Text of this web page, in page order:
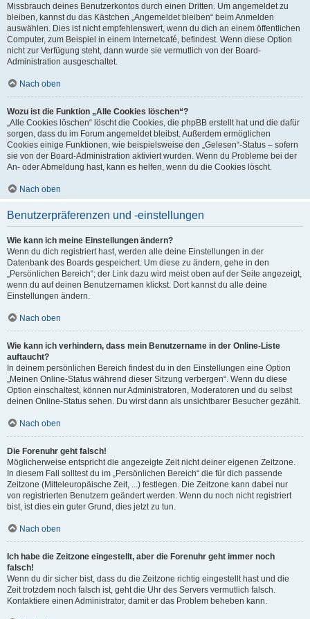
Missbrauch deines Benutzerkontos durch einen Dritten. Um angemeldet zu
bleiben, kannst du das Kästchen „Angemeldet bleiben“ beim Anmelden
auswählen. Dies ist nicht empfehlenswert, wenn du dich an einem öffentlichen
Computer, zum Beispiel in einem Internetcafé, befindest. Wenn diese Option
nicht zur Verfügung steht, dann wurde sie vermutlich von der Board-
Administration ausgeschaltet.
Nach oben
Wozu ist die Funktion „Alle Cookies löschen“?
„Alle Cookies löschen“ löscht die Cookies, die phpBB erstellt hat und die dafür
sorgen, dass du im Forum angemeldet bleibst. Außerdem ermöglichen
Cookies einige Funktionen, wie beispielsweise den „Gelesen“-Status – sofern
sie von der Board-Administration aktiviert wurden. Wenn du Probleme bei der
An- oder Abmeldung hast, kann es helfen, wenn du die Cookies löscht.
Nach oben
Benutzerpräferenzen und -einstellungen
Wie kann ich meine Einstellungen ändern?
Wenn du dich registriert hast, werden alle deine Einstellungen in der
Datenbank des Boards gespeichert. Um diese zu ändern, gehe in den
„Persönlichen Bereich“; der Link dazu wird meist oben auf der Seite angezeigt,
wenn du auf deinen Benutzernamen klickst. Dort kannst du alle deine
Einstellungen ändern.
Nach oben
Wie kann ich verhindern, dass mein Benutzername in der Online-Liste
auftaucht?
In deinem persönlichen Bereich findest du in den Einstellungen eine Option
„Meinen Online-Status während dieser Sitzung verbergen“. Wenn du diese
Option einschaltest, können nur Administratoren, Moderatoren und du selbst
deinen Online-Status sehen. Du wirst dann als unsichtbarer Besucher gezählt.
Nach oben
Die Forenuhr geht falsch!
Möglicherweise entspricht die angezeigte Zeit nicht deiner eigenen Zeitzone.
In diesem Fall solltest du im „Persönlichen Bereich“ die für dich passende
Zeitzone (Mitteleuropäische Zeit, ...) festlegen. Die Zeitzone kann dabei nur
von registrierten Benutzern geändert werden. Wenn du noch nicht registriert
bist, ist dies ein guter Grund, dies jetzt zu tun.
Nach oben
Ich habe die Zeitzone eingestellt, aber die Forenuhr geht immer noch
falsch!
Wenn du dir sicher bist, dass du die Zeitzone richtig eingestellt hast und die
Zeit trotzdem noch falsch ist, geht die Uhr des Servers vermutlich falsch.
Kontaktiere einen Administrator, damit er das Problem beheben kann.